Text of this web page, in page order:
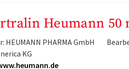
Heumann 50
HEUMANN PHARMA GmbH
KG